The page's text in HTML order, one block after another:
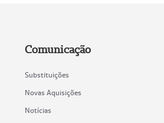
Comunicação
Substituições
Novas Aquisições
Notícias